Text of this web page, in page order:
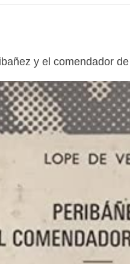
y el comendador